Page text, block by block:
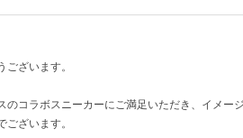
ざいます。
のコラボスニーカーにご満足いただき、イメー
ざいます。